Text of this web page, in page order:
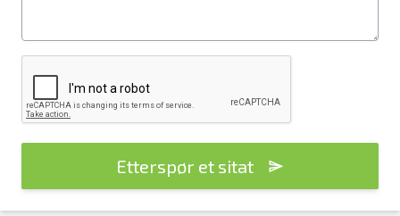
Etterspør et sitat